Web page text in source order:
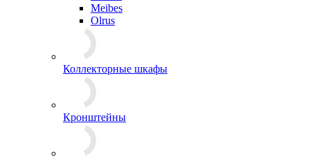
Meibes
Olrus
Коллекторные шкафы
Кронштейны